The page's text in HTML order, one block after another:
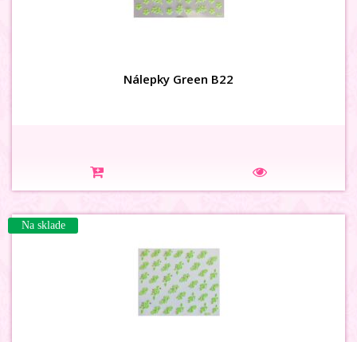
Nálepky Green B22
Na sklade